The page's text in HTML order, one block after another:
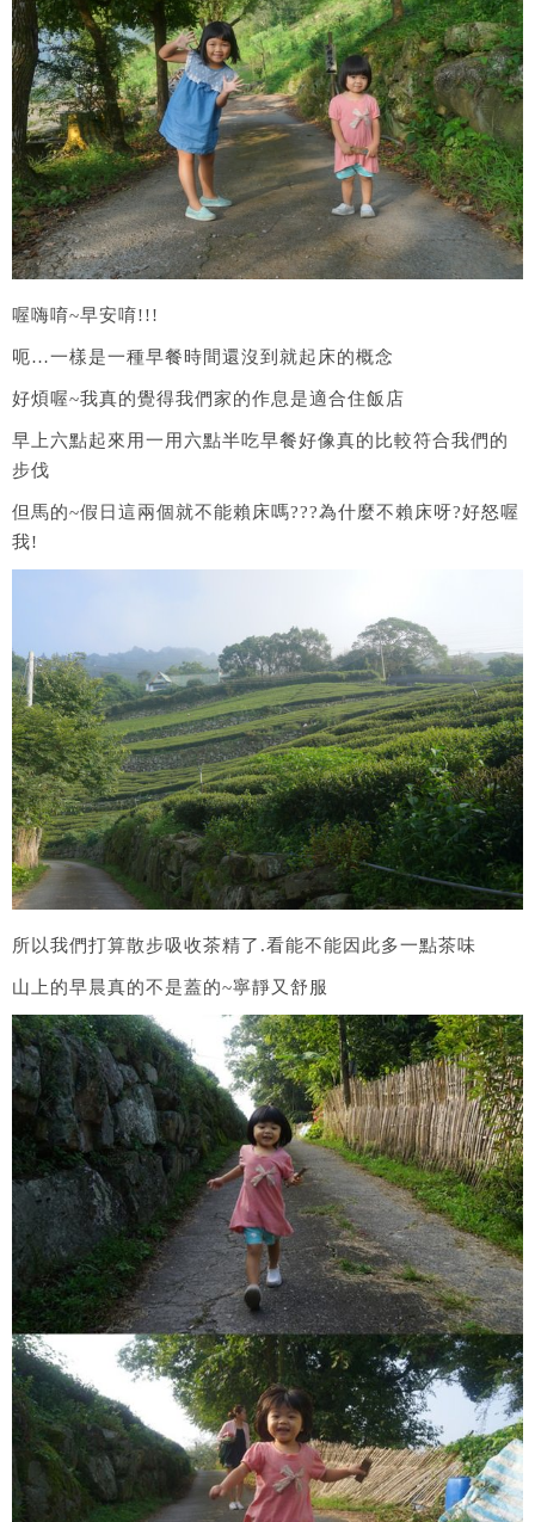
喔嗨唷~早安唷!!!
呃…一樣是一種早餐時間還沒到就起床的概念
好煩喔~我真的覺得我們家的作息是適合住飯店
早上六點起來用一用六點半吃早餐好像真的比較符合我們的
步伐
但馬的~假日這兩個就不能賴床嗎???為什麼不賴床呀?好怒喔
我!
所以我們打算散步吸收茶精了.看能不能因此多一點茶味
山上的早晨真的不是蓋的~寧靜又舒服